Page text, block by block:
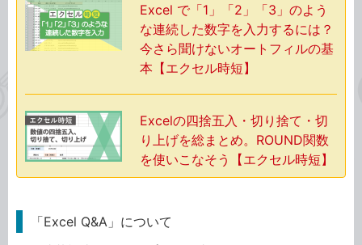
Excel で「1」「2」「3」のよう
な連続した数字を入力するには？
今さら聞けないオートフィルの基
本【エクセル時短】
Excelの四捨五入・切り捨て・切
り上げを総まとめ。ROUND関数
を使いこなそう【エクセル時短】
「Excel Q&A」について